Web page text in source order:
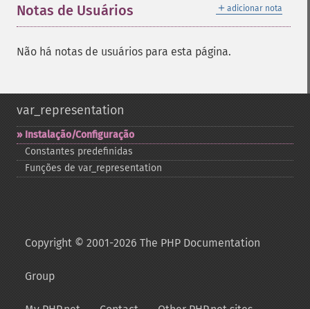
＋ adicionar nota
Notas de Usuários
Não há notas de usuários para esta página.
var_representation
Instalação/Configuração
Constantes predefinidas
Funções de var_​representation
Copyright © 2001-2026 The PHP Documentation
Group